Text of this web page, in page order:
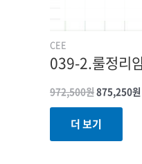
CEE
039-2.룰정리
972,500원875,250원
더 보기